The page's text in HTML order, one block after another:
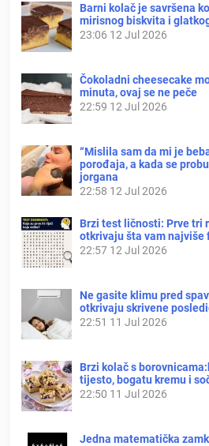
Barni kolač je savršena
mirisnog biskvita i
23:06 12 Jul 2026
Čokoladni cheesecake
minuta, ovaj se ne peče
22:59 12 Jul 2026
“Mislila sam da mi je
porođaja, a kada se
jorgana
22:58 12 Jul 2026
Brzi test ličnosti: Prve tri
otkrivaju šta vam najviše
22:57 12 Jul 2026
Ne gasite klimu pred
otkrivaju skrivene
22:51 11 Jul 2026
Brzi kolač s
tijesto, bogatu kremu i
22:50 11 Jul 2026
Jedna matematička